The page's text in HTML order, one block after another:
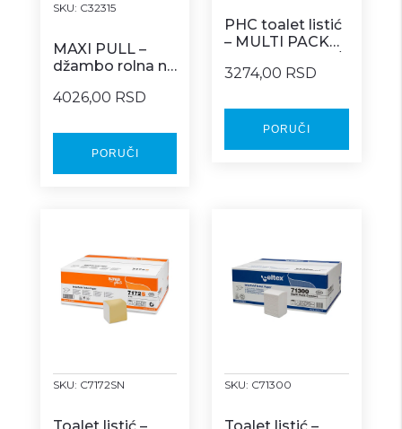
SKU: C32315
MAXI PULL –
džambo rolna na
izvlačenje 6/1
4026,00 RSD
PORUČI
PHC toalet listić
– MULTI PACK
3274,00 RSD
PORUČI
SKU: C7172SN SKU: C71300